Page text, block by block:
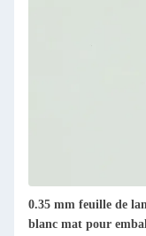
0.35 mm feuille de
blanc mat pour